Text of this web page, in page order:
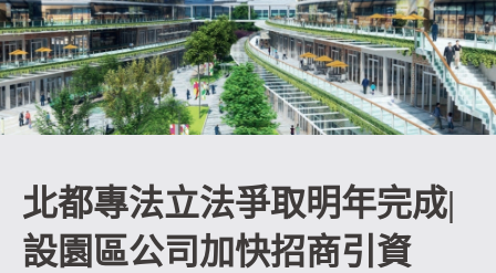
北都專法立法爭取明年完成|
設園區公司加快招商引資